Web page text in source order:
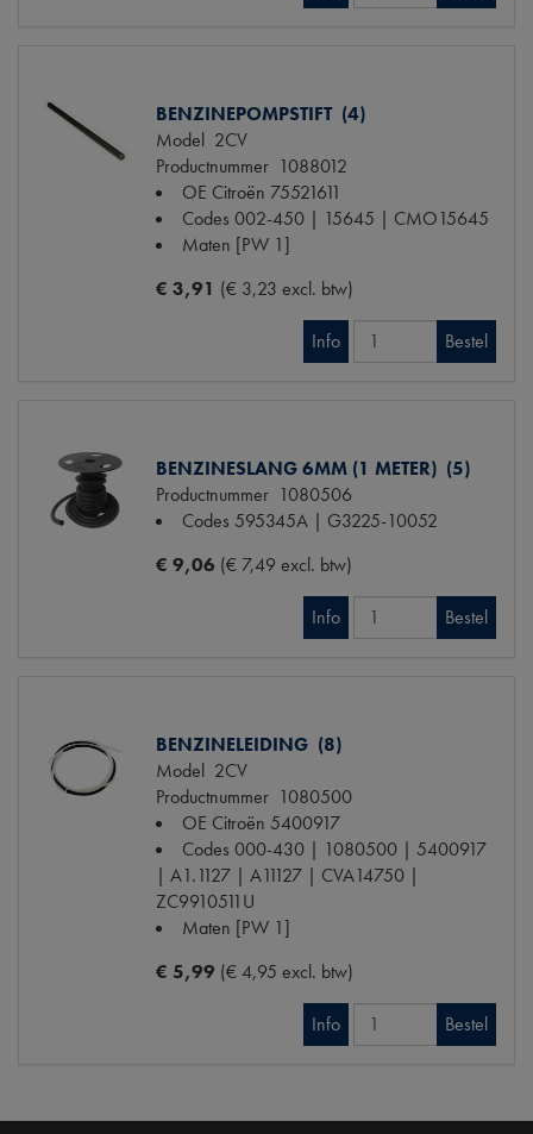
BENZINEPOMPSTIFT (4)
Model 2CV
Productnummer 1088012
OE Citroën 75521611
Codes 002-450 | 15645 | CMO15645
Maten [PW 1]
€ 3,91 (€ 3,23 excl. btw)
Info Bestel
BENZINESLANG 6MM (1 METER) (5)
Productnummer 1080506
Codes 595345A | G3225-10052
€ 9,06 (€ 7,49 excl. btw)
Info Bestel
BENZINELEIDING (8)
Model 2CV
Productnummer 1080500
OE Citroën 5400917
Codes 000-430 | 1080500 | 5400917
| A1.1127 | A11127 | CVA14750 |
ZC9910511U
Maten [PW 1]
€ 5,99 (€ 4,95 excl. btw)
Info Bestel